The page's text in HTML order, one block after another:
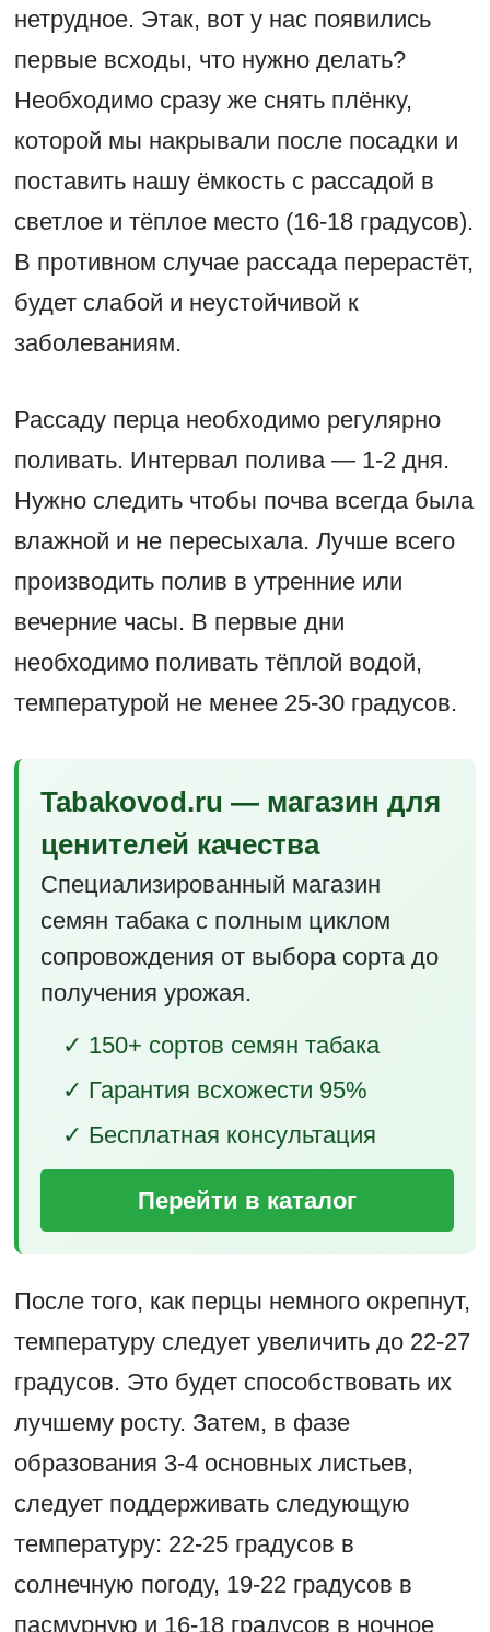
нетрудное. Этак, вот у нас появились
первые всходы, что нужно делать?
Необходимо сразу же снять плёнку,
которой мы накрывали после посадки и
поставить нашу ёмкость с рассадой в
светлое и тёплое место (16-18 градусов).
В противном случае рассада перерастёт,
будет слабой и неустойчивой к
заболеваниям.
Рассаду перца необходимо регулярно
поливать. Интервал полива — 1-2 дня.
Нужно следить чтобы почва всегда была
влажной и не пересыхала. Лучше всего
производить полив в утренние или
вечерние часы. В первые дни
необходимо поливать тёплой водой,
температурой не менее 25-30 градусов.
Tabakovod.ru — магазин для
ценителей качества
Специализированный магазин
семян табака с полным циклом
сопровождения от выбора сорта до
получения урожая.
✓ 150+ сортов семян табака
✓ Гарантия всхожести 95%
✓ Бесплатная консультация
Перейти в каталог
После того, как перцы немного окрепнут,
температуру следует увеличить до 22-27
градусов. Это будет способствовать их
лучшему росту. Затем, в фазе
образования 3-4 основных листьев,
следует поддерживать следующую
температуру: 22-25 градусов в
солнечную погоду, 19-22 градусов в
пасмурную и 16-18 градусов в ночное